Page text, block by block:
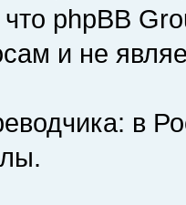
phpBB
и не
в